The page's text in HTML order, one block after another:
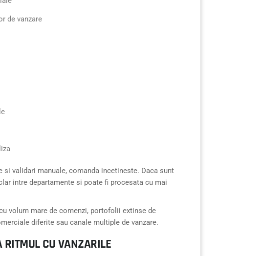
de vanzare
validari manuale, comanda incetineste. Daca sunt
intre departamente si poate fi procesata cu mai
volum mare de comenzi, portofolii extinse de
diferite sau canale multiple de vanzare.
RITMUL CU VANZARILE